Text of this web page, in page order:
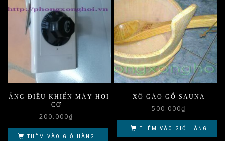
BẢNG ĐIỀU KHIỂN MÁY HƠI
CƠ
200.000₫
THÊM VÀO GIỎ HÀNG
XÔ GÁO GỖ SAUNA
500.000₫
THÊM VÀO GIỎ HÀNG